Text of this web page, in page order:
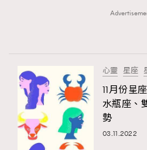
About us Collaboration
New Media Group | Madame
|
Japan |
心靈 星座
11月份星
水瓶座、
勢
03.11.2022